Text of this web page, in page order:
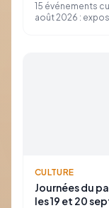
15 événements
août 2026 :
CULTURE
Journées du
les 19 et 20